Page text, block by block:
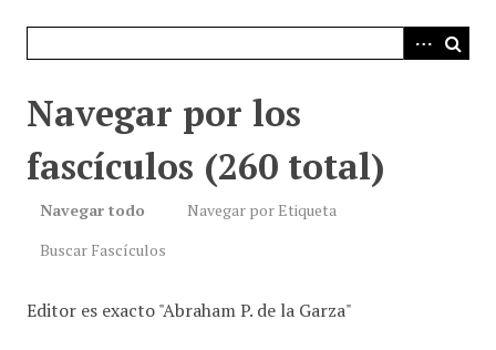
Navegar por los
fascículos (260 total)
Navegar todo
Navegar por Etiqueta
Buscar Fascículos
Editor es exacto "Abraham P. de la Garza"